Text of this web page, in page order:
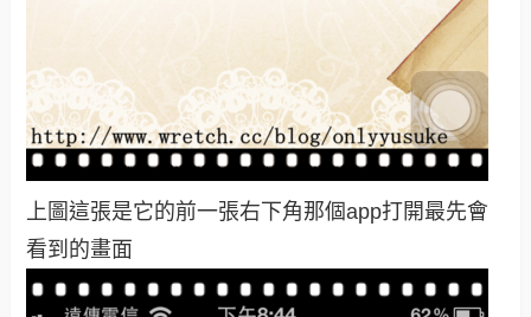
上圖這張是它的前一張右下角那個app打開最先會
看到的畫面